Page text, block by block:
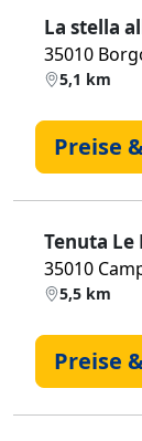
La stella
35010
5,1 km
Preise
Tenuta Le
35010
5,5 km
Preise